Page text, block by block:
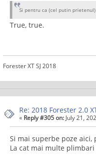
Si pentru ca (cel putin
True, true.
Forester XT SJ 2018
Re: 2018 Forester 2.0
« Reply #305 on: July 21,
Si mai superbe poze aici,
La cat mai multe